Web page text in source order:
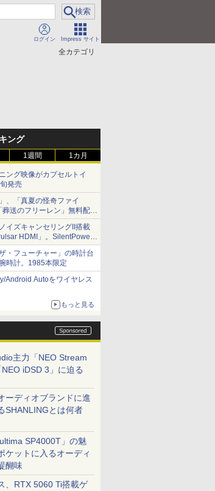
ログイン Impress サイト
全カテゴリ
ング
1週間 1カ月
ング映像がカプセルトイ
発売
、「真夏の怪奇ファイ
送のフリーレン」無料配信
信情報
イズキャンセリングII搭載
HDMI」。SilentPower
・フューチャー」の時計台
時計。1985本限定
Android Autoをワイヤレス
もっと見る
主力「NEO Stream
iDSD 3」に迫る
ーディオブランドに進
SHANLINGとは何者
SP4000T」の魅
ケットに入るオーディ
醐味
、RTX 5060 Ti搭載ゲ